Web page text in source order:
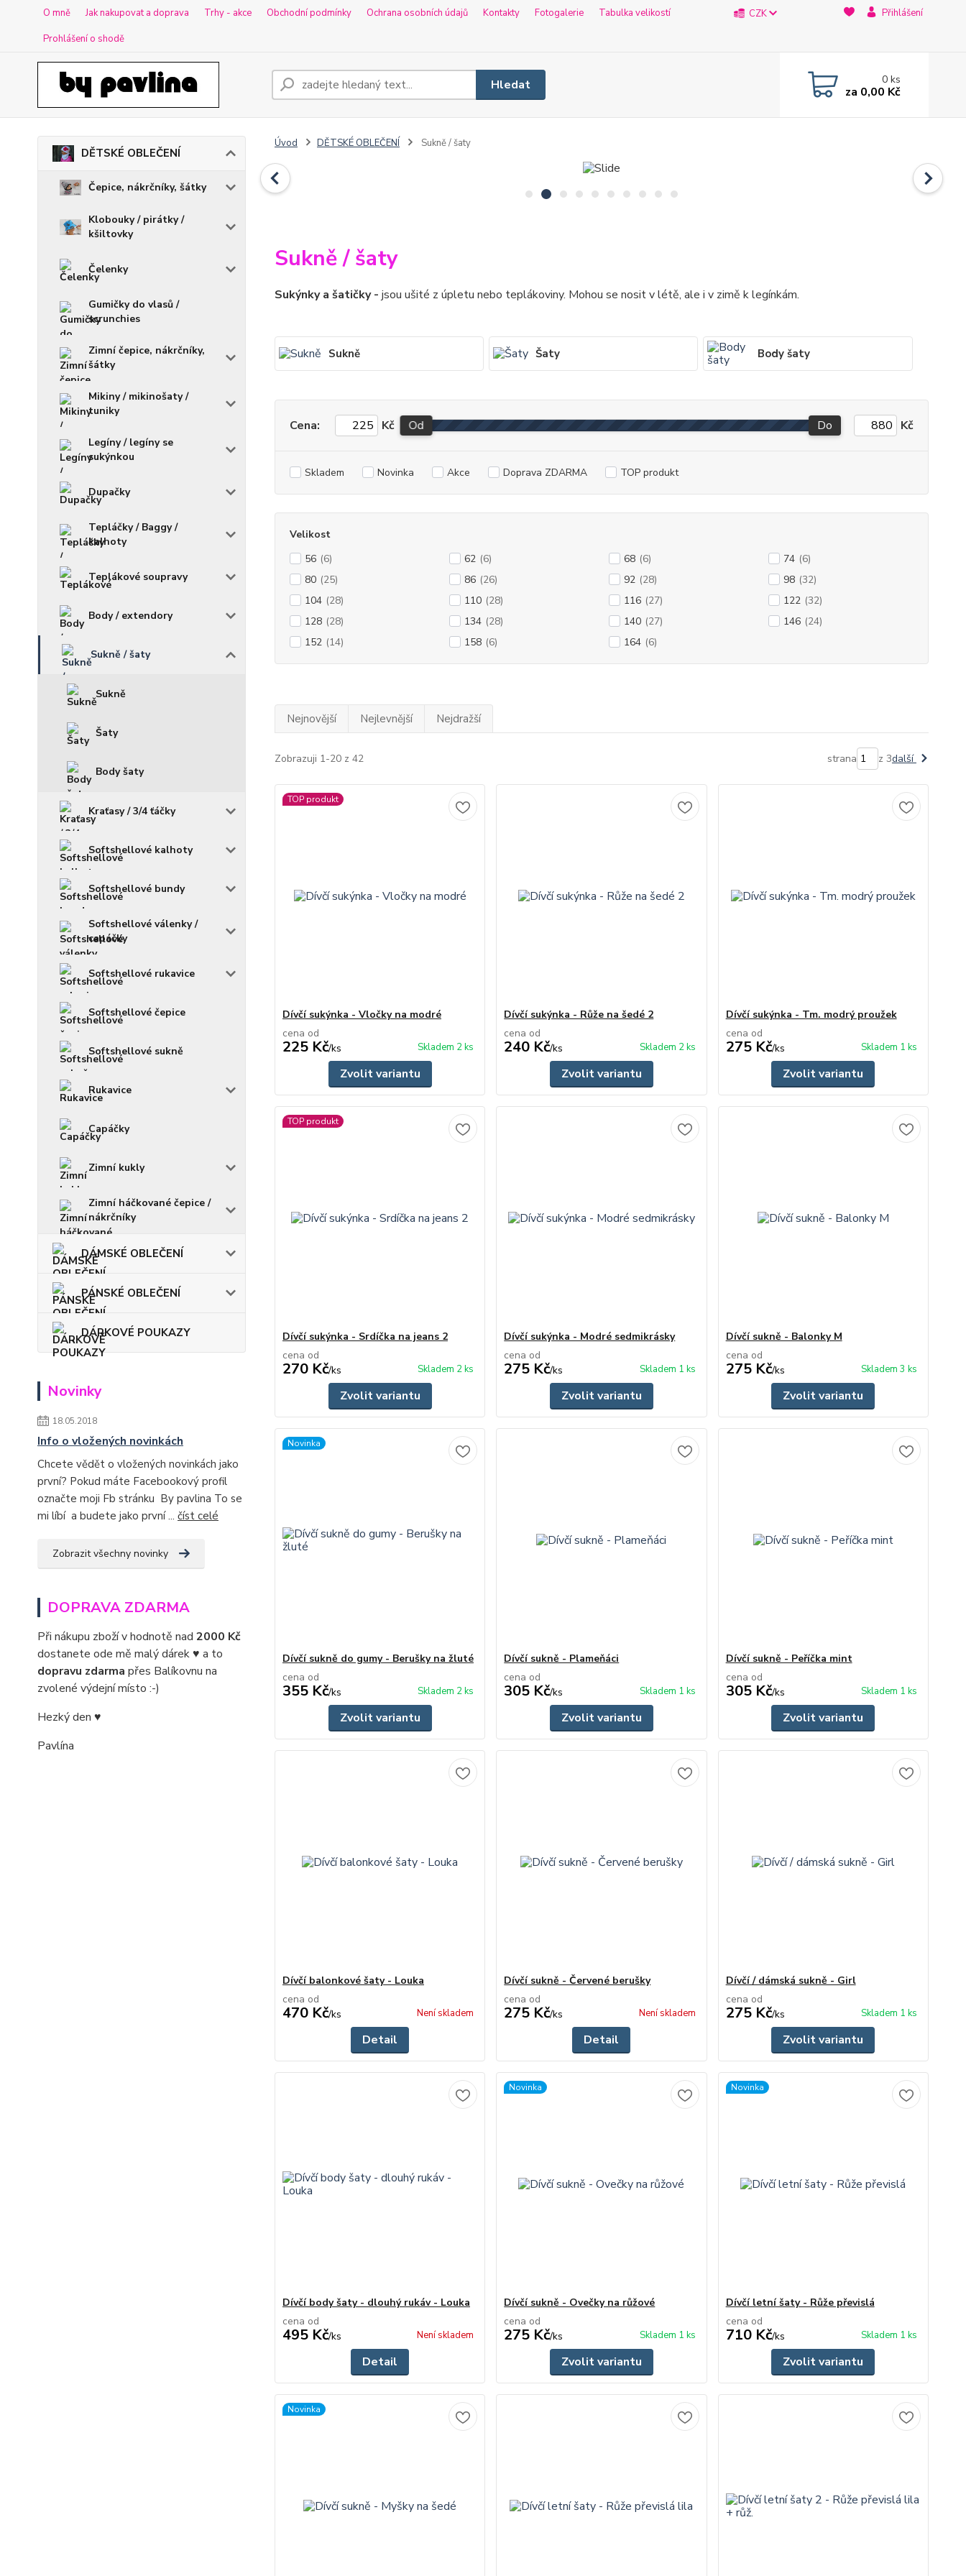
O mně Jak nakupovat a doprava Trhy - akce Obchodní podmínky Ochrana osobních údajů Kontakty Fotogalerie
Tabulka velikostí
Prohlášení o shodě
CZK Přihlášení
Hledat 0ks
za 0,00 Kč
DĚTSKÉ OBLEČENÍ
Čepice, nákrčníky, šátky
Klobouky / pirátky /
kšiltovky
Čelenky
Gumičky do vlasů /
scrunchies
Zimní čepice, nákrčníky,
šátky
Mikiny / mikinošaty /
tuniky
Legíny / legíny se
sukýnkou
Dupačky
Tepláčky / Baggy /
kalhoty
Teplákové soupravy
Body / extendory
Sukně / šaty
Sukně
Šaty
Body šaty
Kraťasy / 3/4 ťáčky
Softshellové kalhoty
Softshellové bundy
Softshellové válenky /
capáčky
Softshellové rukavice
Softshellové čepice
Softshellové sukně
Rukavice
Capáčky
Zimní kukly
Zimní háčkované čepice /
nákrčníky
DÁMSKÉ OBLEČENÍ
PÁNSKÉ OBLEČENÍ
DÁRKOVÉ POUKAZY
Novinky
18.05.2018
Info o vložených novinkách
Chcete vědět o vložených novinkách jako
první? Pokud máte Facebookový profil
označte moji Fb stránku By pavlina To se
mi líbí a budete jako první ... číst celé
Zobrazit všechny novinky
DOPRAVA ZDARMA
Při nákupu zboží v hodnotě nad 2000 Kč
dostanete ode mě malý dárek ♥ a to
dopravu zdarma přes Balíkovnu na
zvolené výdejní místo :-)
Hezký den ♥
Pavlína
Úvod DĚTSKÉ OBLEČENÍ Sukně / šaty
Sukně / šaty
Sukýnky a šatičky - jsou ušité z úpletu nebo teplákoviny. Mohou se nosit v létě, ale i v zimě k legínkám.
Sukně Šaty Body šaty
Cena: Kč Od Do Kč
Skladem Novinka Akce Doprava ZDARMA TOP produkt
Velikost
56 (6) 62 (6) 68 (6) 74 (6)
80 (25) 86 (26) 92 (28) 98 (32)
104 (28) 110 (28) 116 (27) 122 (32)
128 (28) 134 (28) 140 (27) 146 (24)
152 (14) 158 (6) 164 (6)
Nejnovější Nejlevnější Nejdražší
Zobrazuji 1-20 z 42 strana z 3další
TOP produkt
Dívčí sukýnka - Vločky na modré
cena od
225 Kč/ks Skladem 2 ks
Zvolit variantu
Dívčí sukýnka - Růže na šedé 2
cena od
240 Kč/ks Skladem 2 ks
Zvolit variantu
Dívčí sukýnka - Tm. modrý proužek
cena od
275 Kč/ks Skladem 1 ks
Zvolit variantu
TOP produkt
Dívčí sukýnka - Srdíčka na jeans 2
cena od
270 Kč/ks Skladem 2 ks
Zvolit variantu
Dívčí sukýnka - Modré sedmikrásky
cena od
275 Kč/ks Skladem 1 ks
Zvolit variantu
Dívčí sukně - Balonky M
cena od
275 Kč/ks Skladem 3 ks
Zvolit variantu
Novinka
Dívčí sukně do gumy - Berušky na žluté
cena od
355 Kč/ks Skladem 2 ks
Zvolit variantu
Dívčí sukně - Plameňáci
cena od
305 Kč/ks Skladem 1 ks
Zvolit variantu
Dívčí sukně - Peříčka mint
cena od
305 Kč/ks Skladem 1 ks
Zvolit variantu
Dívčí balonkové šaty - Louka
cena od
470 Kč/ks Není skladem
Detail
Dívčí sukně - Červené berušky
cena od
275 Kč/ks Není skladem
Detail
Dívčí / dámská sukně - Girl
cena od
275 Kč/ks Skladem 1 ks
Zvolit variantu
Dívčí body šaty - dlouhý rukáv - Louka
cena od
495 Kč/ks Není skladem
Detail
Novinka
Dívčí sukně - Ovečky na růžové
cena od
275 Kč/ks Skladem 1 ks
Zvolit variantu
Novinka
Dívčí letní šaty - Růže převislá
cena od
710 Kč/ks Skladem 1 ks
Zvolit variantu
Novinka